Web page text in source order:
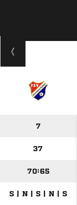
7
37
70:65
S | N | S | N | S